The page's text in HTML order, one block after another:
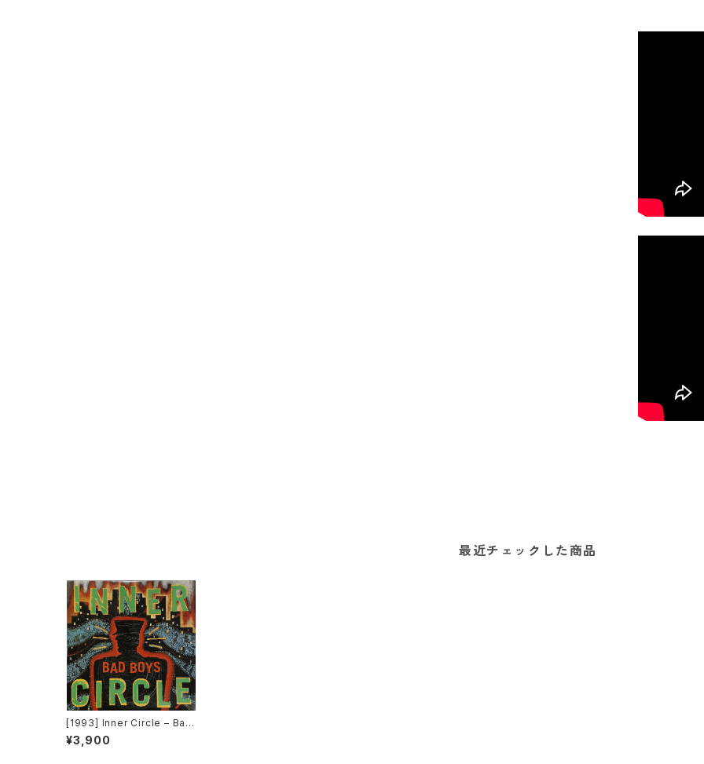
最近チェックした商品
[1993] Inner Circle – Bad
Boys (Theme From Cop
s) [Big Beat / Atlantic]
¥3,900